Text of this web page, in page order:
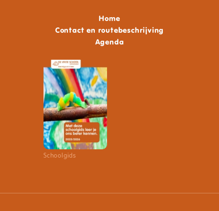
Home
Contact en routebeschrijving
Agenda
Schoolgids